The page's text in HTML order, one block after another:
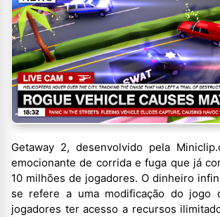
Getaway 2, desenvolvido pela
emocionante de corrida e fuga que já
10 milhões de jogadores. O dinheiro
se refere a uma modificação do jogo
jogadores ter acesso a recursos